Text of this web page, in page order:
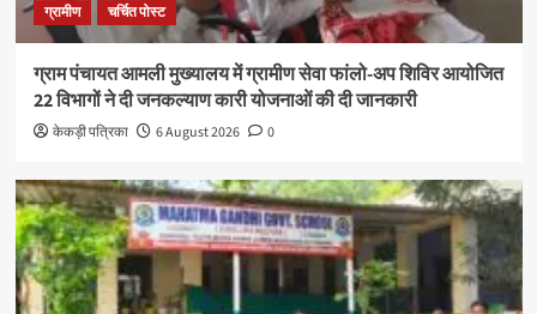
ग्रामीण चर्चित पोस्ट
ग्राम पंचायत आमली मुख्यालय में ग्रामीण सेवा फांलो-अप शिविर आयोजित
22 विभागों ने दी जनकल्याण कारी योजनाओं की दी जानकारी
केकड़ी पत्रिका 6 August 2026 0